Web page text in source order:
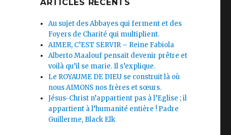
ARTICLES RÉCENTS
Au sujet des Abbayes qui ferment et des
Foyers de Charité qui multiplient.
AIMER, C’EST SERVIR – Reine Fabiola
Alberto Maalouf pensait devenir prêtre et
voilà qu’il se marie. Il s’explique.
Le ROYAUME DE DIEU se construit là où
nous AIMONS nos frères et sœurs.
Jésus-Christ n’appartient pas à l’Eglise ; il
appartient à l’humanité entière ! Padre
Guillerme, Black Elk